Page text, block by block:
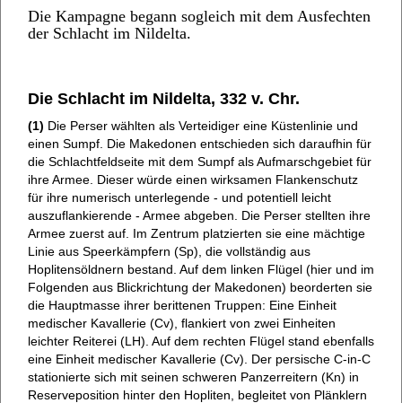
Die Kampagne begann sogleich mit dem Ausfechten
der Schlacht im Nildelta.
Die Schlacht im Nildelta, 332 v. Chr.
(1) Die Perser wählten als Verteidiger eine Küstenlinie und
einen Sumpf. Die Makedonen entschieden sich daraufhin für
die Schlachtfeldseite mit dem Sumpf als Aufmarschgebiet für
ihre Armee. Dieser würde einen wirksamen Flankenschutz
für ihre numerisch unterlegende - und potentiell leicht
auszuflankierende - Armee abgeben. Die Perser stellten ihre
Armee zuerst auf. Im Zentrum platzierten sie eine mächtige
Linie aus Speerkämpfern (Sp), die vollständig aus
Hoplitensöldnern bestand. Auf dem linken Flügel (hier und im
Folgenden aus Blickrichtung der Makedonen) beorderten sie
die Hauptmasse ihrer berittenen Truppen: Eine Einheit
medischer Kavallerie (Cv), flankiert von zwei Einheiten
leichter Reiterei (LH). Auf dem rechten Flügel stand ebenfalls
eine Einheit medischer Kavallerie (Cv). Der persische C-in-C
stationierte sich mit seinen schweren Panzerreitern (Kn) in
Reserveposition hinter den Hopliten, begleitet von Plänklern